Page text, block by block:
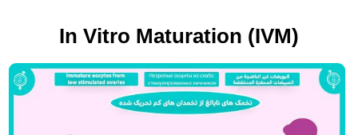
(In Vitro Maturation (IVM